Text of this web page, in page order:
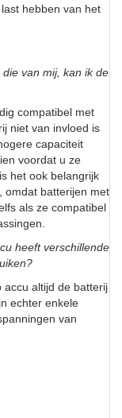
hebben van het
van mij, kan ik de
compatibel met
niet van invloed is
capaciteit
voordat u ze
het ook belangrijk
omdat batterijen met
als ze compatibel
heeft verschillende
accu altijd de batterij
echter enkele
van